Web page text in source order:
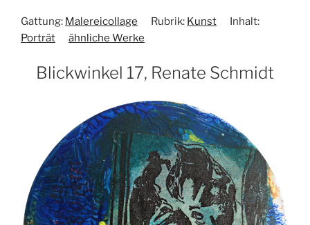
Gattung: Malereicollage Rubrik: Kunst
Inhalt:
Porträt
ähnliche Werke
Blickwinkel 17, Renate Schmidt